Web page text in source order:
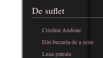
De suflet
Cristina Andone
Din bucuria de a scrie
Luna patrata